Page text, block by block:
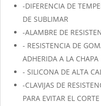
-DIFERENCIA DE
DE SUBLIMAR
-ALAMBRE DE
- RESISTENCIA DE
ADHERIDA A LA CHAPA
- SILICONA DE ALTA
-CLAVIJAS DE
PARA EVITAR EL